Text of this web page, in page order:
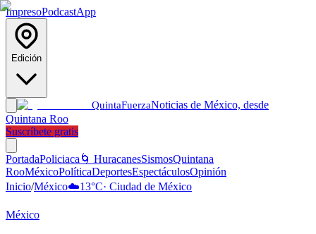
ImpresoPodcastApp
Edición
QuintaFuerzaNoticias de México, desde
Quintana Roo
Suscríbete gratis
PortadaPoliciaca 🌀 HuracanesSismosQuintana
RooMéxicoPolíticaDeportesEspectáculosOpinión
Inicio/México☁️13°C· Ciudad de México
México